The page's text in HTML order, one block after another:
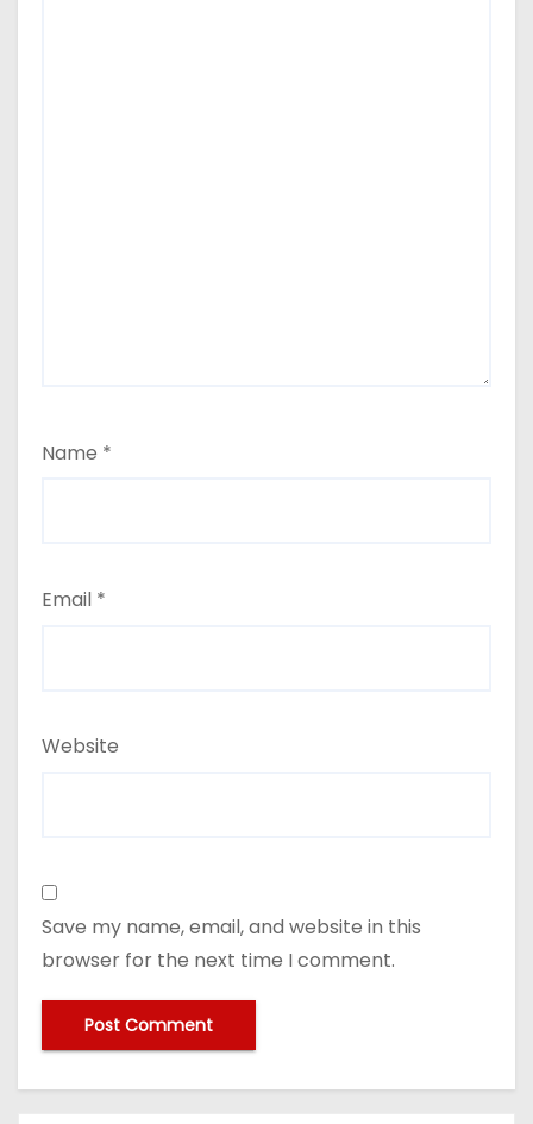
Name *
Email *
Website
Save my name, email, and website in this
browser for the next time I comment.